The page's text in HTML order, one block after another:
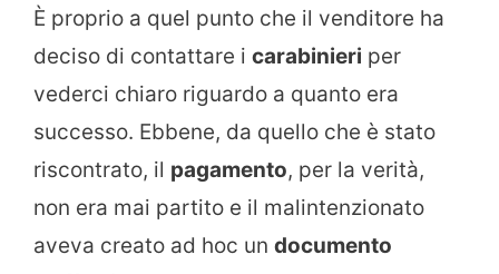
È proprio a quel punto che il venditore ha
deciso di contattare i carabinieri per
vederci chiaro riguardo a quanto era
successo. Ebbene, da quello che è stato
riscontrato, il pagamento, per la verità,
non era mai partito e il malintenzionato
aveva creato ad hoc un documento